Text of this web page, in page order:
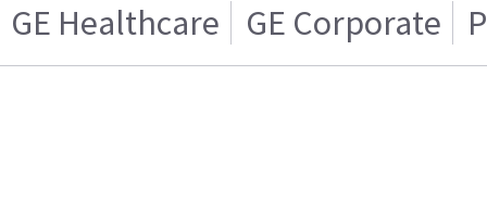
GE Healthcare GE Corporate